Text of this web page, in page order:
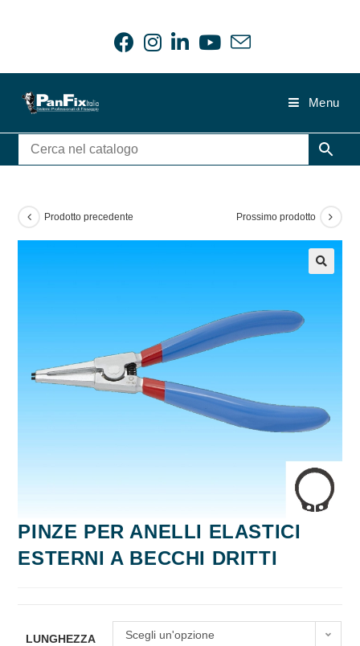
Menu
Prodotto precedente Prossimo prodotto
PINZE PER ANELLI ELASTICI
ESTERNI A BECCHI DRITTI
LUNGHEZZA Scegli un'opzione